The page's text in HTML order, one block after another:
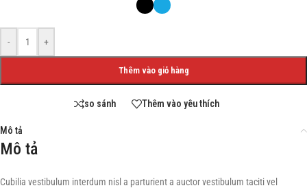
- +
Thêm vào giỏ hàng
so sánh Thêm vào yêu thích
Mô tả
Mô tả
Cubilia vestibulum interdum nisl a parturient a auctor vestibulum taciti vel